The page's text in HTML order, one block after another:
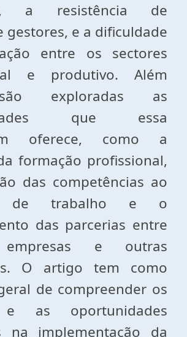
a resistência de
gestores, e a dificuldade
entre os sectores
e produtivo. Além
exploradas as
que essa
oferece, como a
formação profissional,
das competências ao
de trabalho e o
das parcerias entre
empresas e outras
O artigo tem como
de compreender os
e as oportunidades
na implementação da